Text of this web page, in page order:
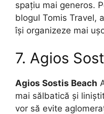
spațiu mai generos.
blogul Tomis Travel,
își organizeze mai
7. Agios
Agios Sostis Beach
mai sălbatică și
vor să evite